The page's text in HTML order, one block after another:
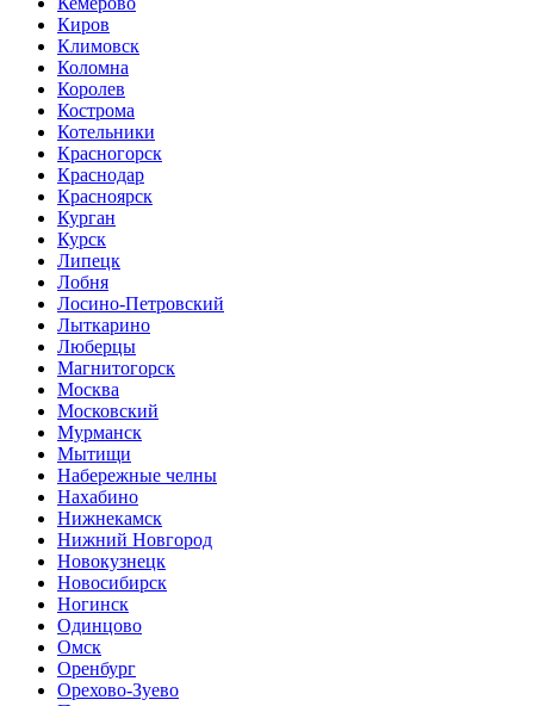
Киров
Климовск
Коломна
Королев
Кострома
Котельники
Красногорск
Краснодар
Красноярск
Курган
Курск
Липецк
Лобня
Лосино-Петровский
Лыткарино
Люберцы
Магнитогорск
Москва
Московский
Мурманск
Мытищи
Набережные челны
Нахабино
Нижнекамск
Нижний Новгород
Новокузнецк
Новосибирск
Ногинск
Одинцово
Омск
Оренбург
Орехово-Зуево